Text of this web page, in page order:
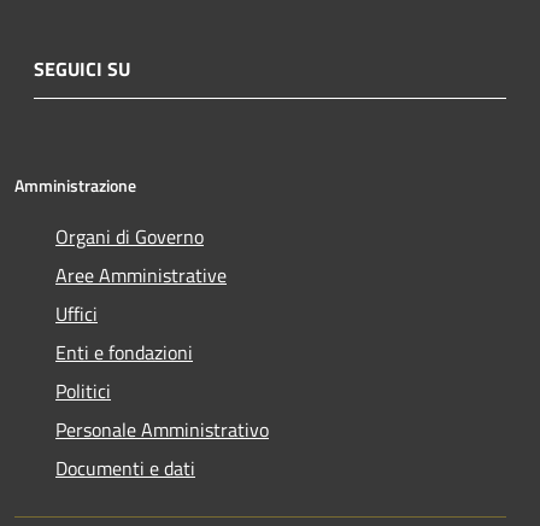
SEGUICI SU
Amministrazione
Organi di Governo
Aree Amministrative
Uffici
Enti e fondazioni
Politici
Personale Amministrativo
Documenti e dati